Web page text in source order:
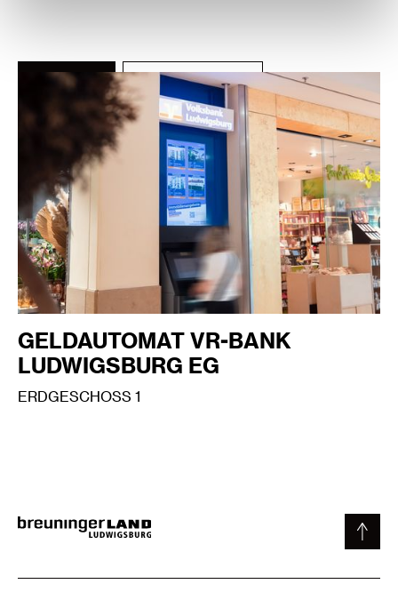
MEHR INFOS WEGBESCHREIBUNG
GELDAUTOMAT VR-BANK
LUDWIGSBURG EG
ERDGESCHOSS 1